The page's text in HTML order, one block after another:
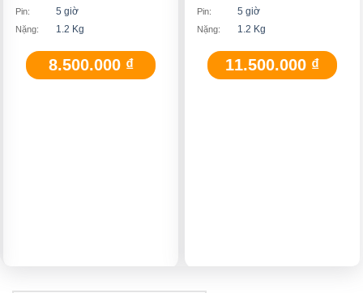
8.500.000 ₫
Pin: 5 giờ
Nặng: 1.2 Kg
11.500.000 ₫
Pin: 5 giờ
Nặng: 1.2 Kg